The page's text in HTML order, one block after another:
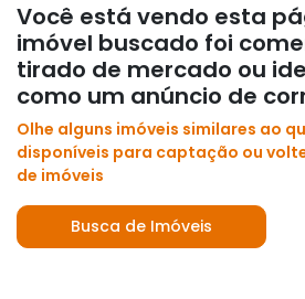
Você está vendo esta
imóvel buscado foi
tirado de mercado ou
como um anúncio de
Olhe alguns imóveis similares ao
disponíveis para captação ou
de imóveis
Busca de Imóveis